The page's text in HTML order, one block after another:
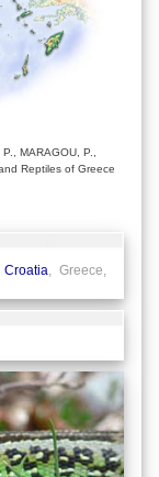
MARAGOU, P.,
Reptiles of Greece
,Croatia , Greece,